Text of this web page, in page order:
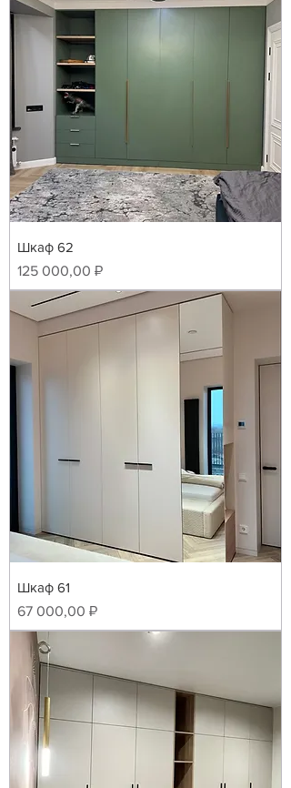
Шкаф 62
Цена
125 000,00 ₽
Шкаф 61
Цена
67 000,00 ₽